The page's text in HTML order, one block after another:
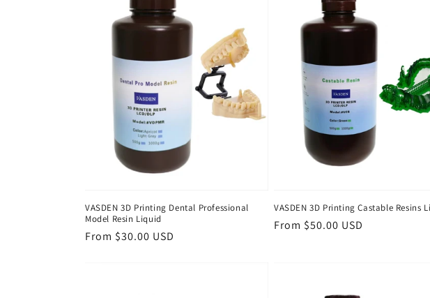
VASDEN 3D Printing Dental Professional
Model Resin Liquid
Regular
From $30.00 USD
VASDEN 3D Printing Castable Resins
Regular
From $50.00 USD